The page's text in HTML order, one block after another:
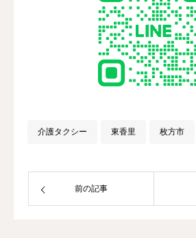
介護タクシー 東香里 枚方市
前の記事